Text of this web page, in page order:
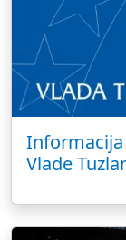
Informacija
Vlade